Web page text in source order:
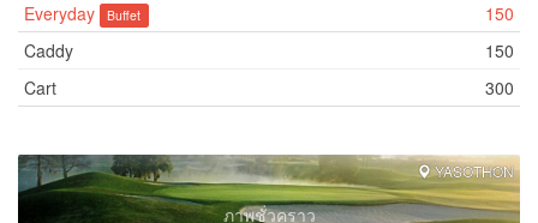
Everyday Buffet
150
Caddy
150
Cart
300
ภาพชั่วคราว
YASOTHON